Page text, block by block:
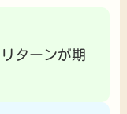
ターンが期